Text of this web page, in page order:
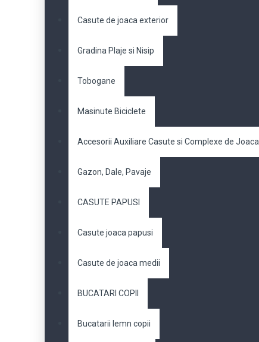
Casute de joaca exterior
Gradina Plaje si Nisip
Tobogane
Masinute Biciclete
Accesorii Auxiliare Casute si Complexe de Joaca
Gazon, Dale, Pavaje
CASUTE PAPUSI
Casute joaca papusi
Casute de joaca medii
BUCATARI COPII
Bucatarii lemn copii